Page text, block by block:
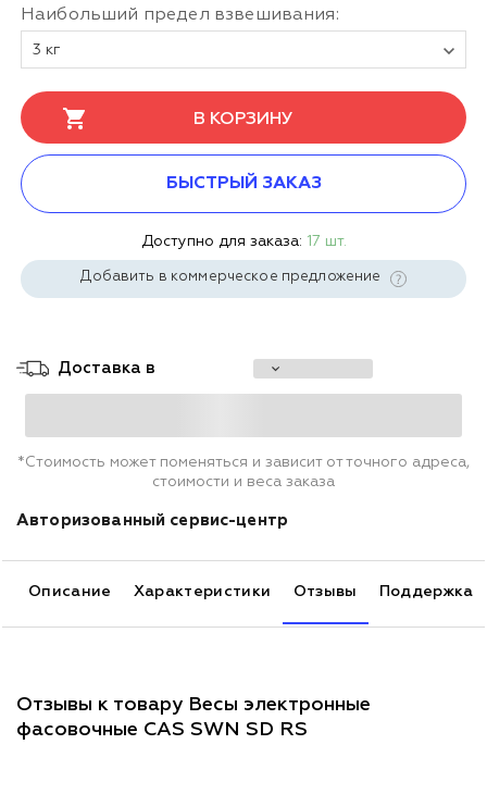
Наибольший предел взвешивания:
3 кг
В КОРЗИНУ
БЫСТРЫЙ ЗАКАЗ
Доступно для заказа: 17 шт.
Добавить в коммерческое предложение
Доставка в
*Стоимость может поменяться и зависит от точного адреса,
стоимости и веса заказа
Авторизованный сервис-центр
Описание Характеристики Отзывы Поддержка
Отзывы к товару Весы электронные
фасовочные CAS SWN SD RS